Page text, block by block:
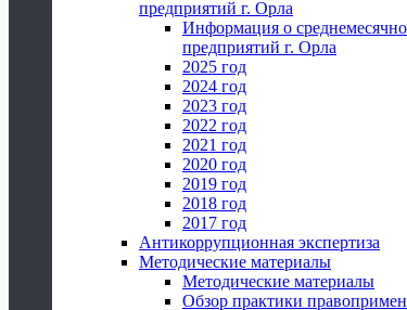
предприятий г. Орла
Информация о
предприятий г. Орла
2025 год
2024 год
2023 год
2022 год
2021 год
2020 год
2019 год
2018 год
2017 год
Антикоррупционная экспертиза
Методические материалы
Методические материалы
Обзор практики